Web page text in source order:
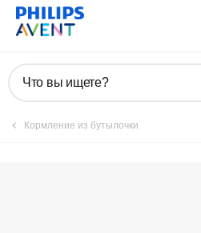
Что вы ищете?
Кормление из бутылочки
Зарегистрировать продукт